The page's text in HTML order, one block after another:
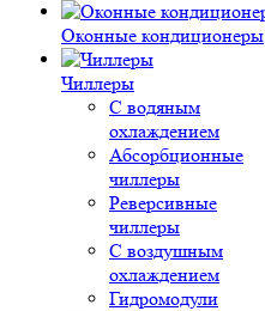
Оконные кондиционеры
Чиллеры
С водяным
охлаждением
Абсорбционные
чиллеры
Реверсивные
чиллеры
С воздушным
охлаждением
Гидромодули